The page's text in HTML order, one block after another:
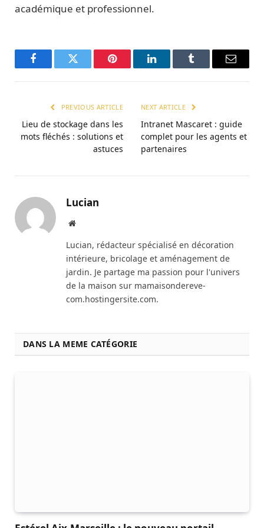
académique et professionnel.
FacebookTwitter Pinterest LinkedInTumblr Email
PREVIOUS ARTICLE
Lieu de stockage dans les
mots fléchés : solutions et
astuces
NEXT ARTICLE
Intranet Mascaret : guide
complet pour les agents et
partenaires
Lucian
Website
Lucian, rédacteur spécialisé en décoration
intérieure, bricolage et aménagement de
jardin. Je partage ma passion pour l'univers
de la maison sur mamaisondereve-
com.hostingersite.com.
DANS LA MEME CATÉGORIE